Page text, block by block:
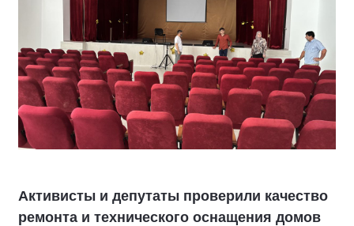
Активисты и депутаты проверили качество
ремонта и технического оснащения домов